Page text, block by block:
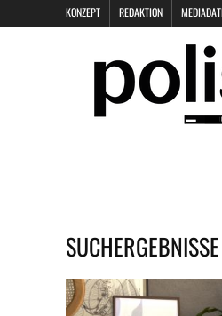
KONZEPT REDAKTION